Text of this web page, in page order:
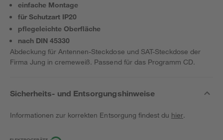
einfache Montage
für Schutzart IP20
pflegeleichte Oberfläche
nach DIN 45330
Abdeckung für Antennen-Steckdose und SAT-Steckdose der
Firma Jung in cremeweiß. Passend für das Programm CD.
Sicherheits- und Entsorgungshinweise
Informationen zur korrekten Entsorgung findest du hier.